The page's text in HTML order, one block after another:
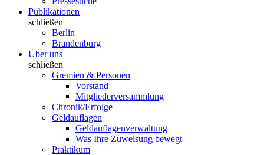
Publikationen
schließen
Berlin
Brandenburg
Über uns
schließen
Gremien & Personen
Vorstand
Mitgliederversammlung
Chronik/Erfolge
Geldauflagen
Geldauflagenverwaltung
Was Ihre Zuweisung bewegt
Praktikum